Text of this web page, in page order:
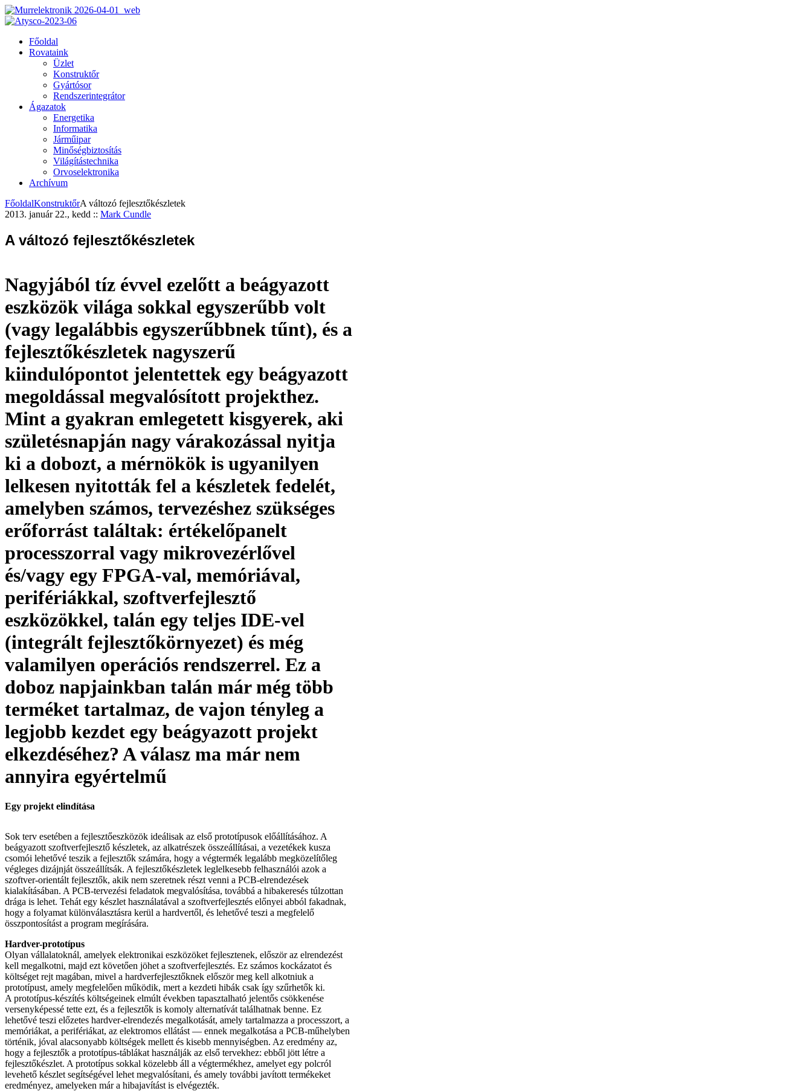
Főoldal
Rovataink
Üzlet
Konstruktőr
Gyártósor
Rendszerintegrátor
Ágazatok
Energetika
Informatika
Járműipar
Minőségbiztosítás
Világítástechnika
Orvoselektronika
Archívum
FőoldalKonstruktőrA változó fejlesztőkészletek
2013. január 22., kedd :: Mark Cundle
A változó fejlesztőkészletek
Nagyjából tíz évvel ezelőtt a beágyazott
eszközök világa sokkal egyszerűbb volt
(vagy legalábbis egyszerűbbnek tűnt), és a
fejlesztőkészletek nagyszerű
kiindulópontot jelentettek egy beágyazott
megoldással megvalósított projekthez.
Mint a gyakran emlegetett kisgyerek, aki
születésnapján nagy várakozással nyitja
ki a dobozt, a mérnökök is ugyanilyen
lelkesen nyitották fel a készletek fedelét,
amelyben számos, tervezéshez szükséges
erőforrást találtak: értékelőpanelt
processzorral vagy mikrovezérlővel
és/vagy egy FPGA-val, memóriával,
perifériákkal, szoftverfejlesztő
eszközökkel, talán egy teljes IDE-vel
(integrált fejlesztőkörnyezet) és még
valamilyen operációs rendszerrel. Ez a
doboz napjainkban talán már még több
terméket tartalmaz, de vajon tényleg a
legjobb kezdet egy beágyazott projekt
elkezdéséhez? A válasz ma már nem
annyira egyértelmű
Egy projekt elindítása
Sok terv esetében a fejlesztőeszközök ideálisak az első prototípusok előállításához. A
beágyazott szoftverfejlesztő készletek, az alkatrészek összeállításai, a vezetékek kusza
csomói lehetővé teszik a fejlesztők számára, hogy a végtermék legalább megközelítőleg
végleges dizájnját összeállítsák. A fejlesztőkészletek leglelkesebb felhasználói azok a
szoftver-orientált fejlesztők, akik nem szeretnek részt venni a PCB-elrendezések
kialakításában. A PCB-tervezési feladatok megvalósítása, továbbá a hibakeresés túlzottan
drága is lehet. Tehát egy készlet használatával a szoftverfejlesztés előnyei abból fakadnak,
hogy a folyamat különválasztásra kerül a hardvertől, és lehetővé teszi a megfelelő
összpontosítást a program megírására.
Hardver-prototípus
Olyan vállalatoknál, amelyek elektronikai eszközöket fejlesztenek, először az elrendezést
kell megalkotni, majd ezt követően jöhet a szoftverfejlesztés. Ez számos kockázatot és
költséget rejt magában, mivel a hardverfejlesztőknek először meg kell alkotniuk a
prototípust, amely megfelelően működik, mert a kezdeti hibák csak így szűrhetők ki.
A prototípus-készítés költségeinek elmúlt években tapasztalható jelentős csökkenése
versenyképessé tette ezt, és a fejlesztők is komoly alternatívát találhatnak benne. Ez
lehetővé teszi előzetes hardver-elrendezés megalkotását, amely tartalmazza a processzort, a
memóriákat, a perifériákat, az elektromos ellátást — ennek megalkotása a PCB-műhelyben
történik, jóval alacsonyabb költségek mellett és kisebb mennyiségben. Az eredmény az,
hogy a fejlesztők a prototípus-táblákat használják az első tervekhez: ebből jött létre a
fejlesztőkészlet. A prototípus sokkal közelebb áll a végtermékhez, amelyet egy polcról
levehető készlet segítségével lehet megvalósítani, és amely további javított termékeket
eredményez, amelyeken már a hibajavítást is elvégezték.